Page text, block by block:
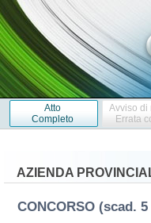
Atto
Completo
Avviso di
Errata
AZIENDA
CONCORSO (scad.